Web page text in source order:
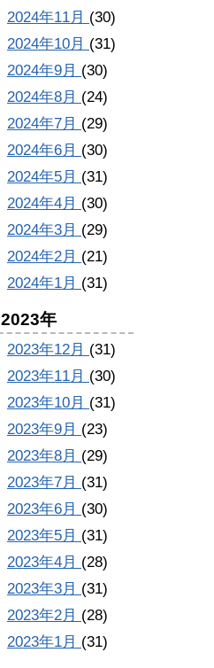
2024年11月 (30)
2024年10月 (31)
2024年9月 (30)
2024年8月 (24)
2024年7月 (29)
2024年6月 (30)
2024年5月 (31)
2024年4月 (30)
2024年3月 (29)
2024年2月 (21)
2024年1月 (31)
2023年
2023年12月 (31)
2023年11月 (30)
2023年10月 (31)
2023年9月 (23)
2023年8月 (29)
2023年7月 (31)
2023年6月 (30)
2023年5月 (31)
2023年4月 (28)
2023年3月 (31)
2023年2月 (28)
2023年1月 (31)